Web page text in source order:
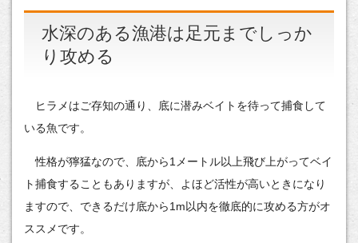
水深のある漁港は足元までしっか
り攻める
ヒラメはご存知の通り、底に潜みベイトを待って捕食して
いる魚です。
性格が獰猛なので、底から1メートル以上飛び上がってベイ
ト捕食することもありますが、よほど活性が高いときになり
ますので、できるだけ底から1m以内を徹底的に攻める方がオ
ススメです。